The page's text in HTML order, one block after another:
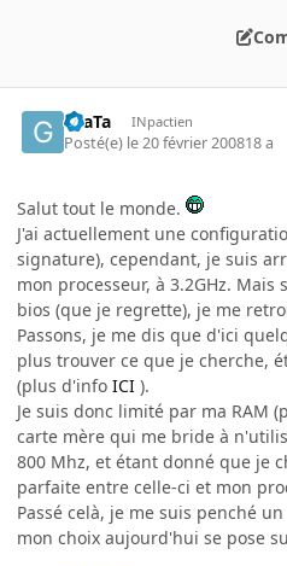
GraTa INpactien
Posté(e) le 20 février 200818 a
Salut tout le monde.
J'ai actuellement une
signature), cependant, je suis
mon processeur, à 3.2GHz.
bios (que je regrette), je me
Passons, je me dis que d'ici
plus trouver ce que je cherche,
(plus d'info ICI ).
Je suis donc limité par ma RAM
carte mère qui me bride à
800 Mhz, et étant donné que je
parfaite entre celle-ci et mon
Passé celà, je me suis penché
mon choix aujourd'hui se pose